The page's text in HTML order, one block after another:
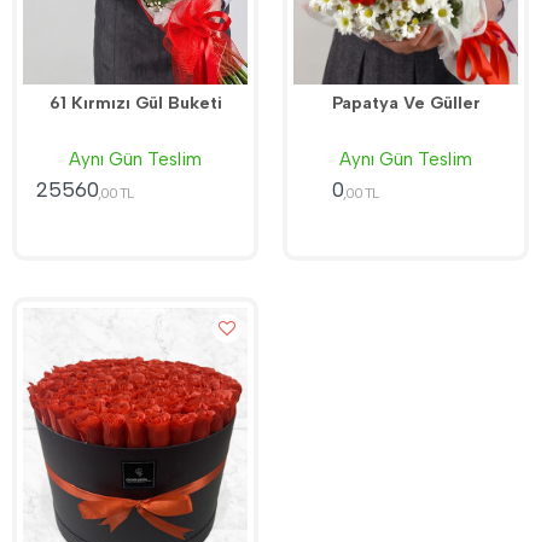
61 Kırmızı Gül Buketi
Aynı Gün Teslim
25560 ,00 TL
Papatya Ve Güller
Aynı Gün Teslim
0 ,00 TL